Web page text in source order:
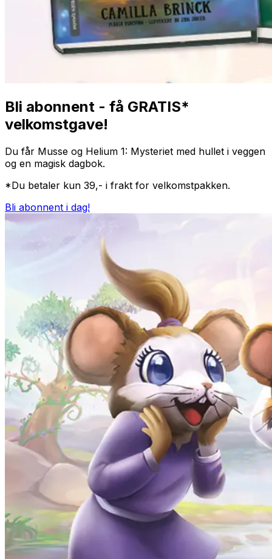
Bli abonnent - få GRATIS*
velkomstgave!
Du får Musse og Helium 1: Mysteriet med hullet i veggen
og en magisk dagbok.
*Du betaler kun 39,- i frakt for velkomstpakken.
Bli abonnent i dag!